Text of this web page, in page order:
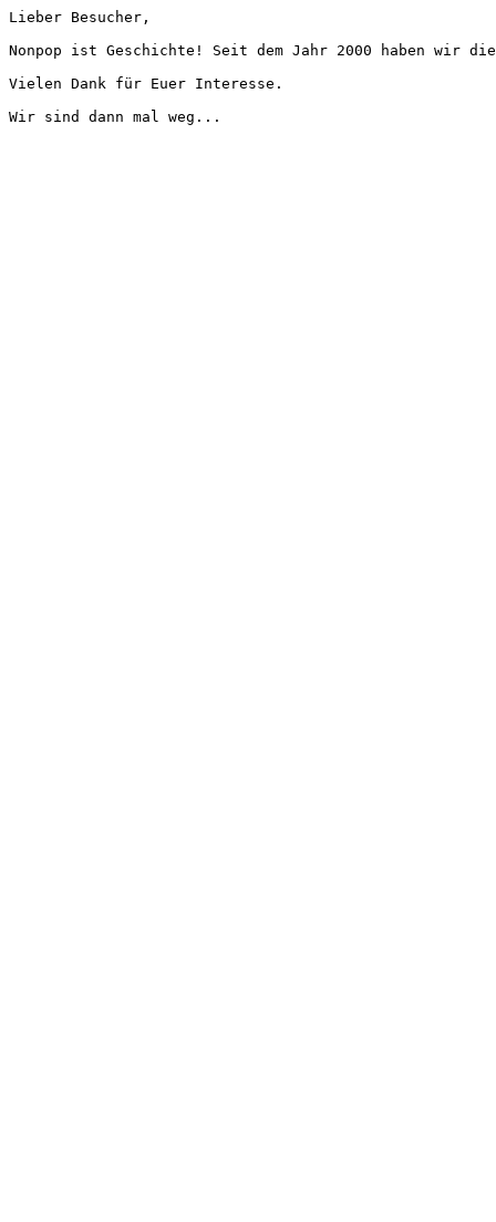
Lieber Besucher,
Nonpop ist Geschichte! Seit dem Jahr 2000 haben wir
Vielen Dank für Euer Interesse.
Wir sind dann mal weg...